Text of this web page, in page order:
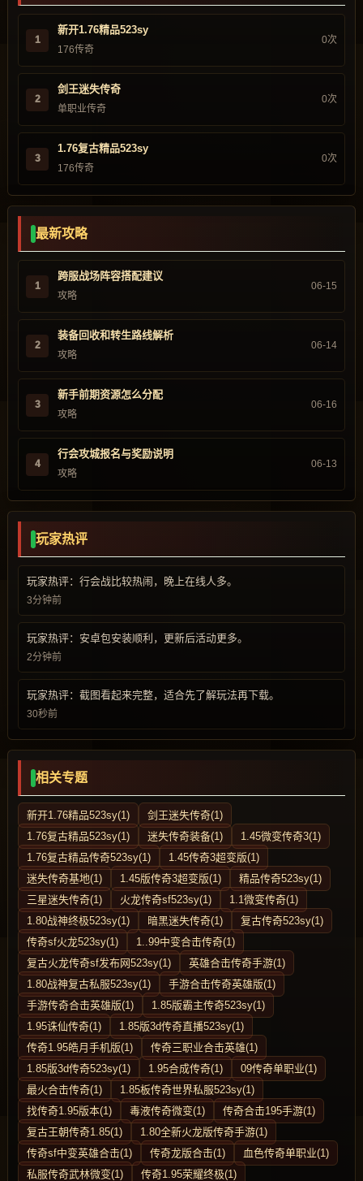
1
新开1.76精品523sy
176传奇
0次
2
剑王迷失传奇
单职业传奇
0次
3
1.76复古精品523sy
176传奇
0次
最新攻略
1
跨服战场阵容搭配建议
攻略
06-15
2
装备回收和转生路线解析
攻略
06-14
3
新手前期资源怎么分配
攻略
06-16
4
行会攻城报名与奖励说明
攻略
06-13
玩家热评
玩家热评：行会战比较热闹，晚上在线人多。
3分钟前
玩家热评：安卓包安装顺利，更新后活动更多。
2分钟前
玩家热评：截图看起来完整，适合先了解玩法再下载。
30秒前
相关专题
新开1.76精品523sy(1)
剑王迷失传奇(1)
1.76复古精品523sy(1)
迷失传奇装备(1)
1.45微变传奇3(1)
1.76复古精品传奇523sy(1)
1.45传奇3超变版(1)
迷失传奇基地(1)
1.45版传奇3超变版(1)
精品传奇523sy(1)
三星迷失传奇(1)
火龙传奇sf523sy(1)
1.1微变传奇(1)
1.80战神终极523sy(1)
暗黑迷失传奇(1)
复古传奇523sy(1)
传奇sf火龙523sy(1)
1..99中变合击传奇(1)
复古火龙传奇sf发布网523sy(1)
英雄合击传奇手游(1)
1.80战神复古私服523sy(1)
手游合击传奇英雄版(1)
手游传奇合击英雄版(1)
1.85版霸主传奇523sy(1)
1.95诛仙传奇(1)
1.85版3d传奇直播523sy(1)
传奇1.95皓月手机版(1)
传奇三职业合击英雄(1)
1.85版3d传奇523sy(1)
1.95合成传奇(1)
09传奇单职业(1)
最火合击传奇(1)
1.85板传奇世界私服523sy(1)
找传奇1.95版本(1)
毒液传奇微变(1)
传奇合击195手游(1)
复古王朝传奇1.85(1)
1.80全新火龙版传奇手游(1)
传奇sf中变英雄合击(1)
传奇龙版合击(1)
血色传奇单职业(1)
私服传奇武林微变(1)
传奇1.95荣耀终极(1)